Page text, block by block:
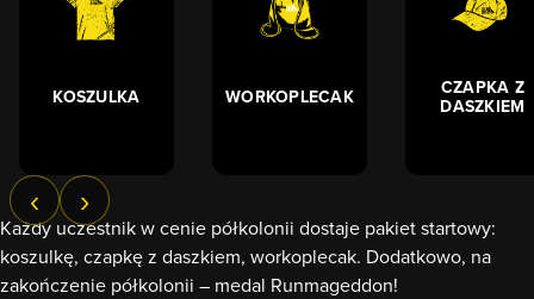
KOSZULKA WORKOPLECAK
CZAPKA Z
DASZKIEM
‹ ›
Każdy uczestnik w cenie półkolonii dostaje pakiet startowy:
koszulkę, czapkę z daszkiem, workoplecak. Dodatkowo, na
zakończenie półkolonii – medal Runmageddon!